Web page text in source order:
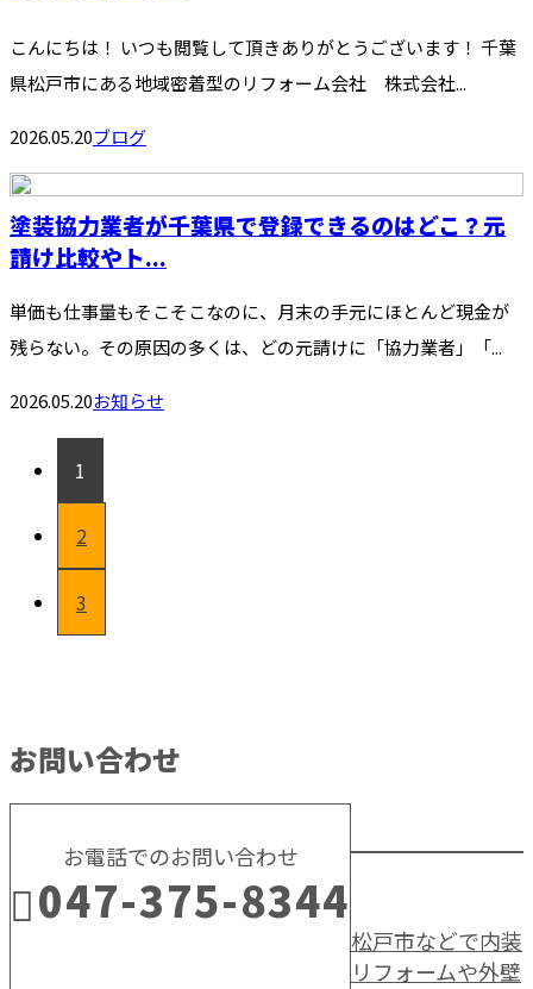
こんにちは！ いつも閲覧して頂きありがとうございます！ 千葉
県松戸市にある地域密着型のリフォーム会社 株式会社...
2026.05.20ブログ
塗装協力業者が千葉県で登録できるのはどこ？元
請け比較やト...
単価も仕事量もそこそこなのに、月末の手元にほとんど現金が
残らない。その原因の多くは、どの元請けに「協力業者」「...
2026.05.20お知らせ
1
2
3
お問い合わせ
お電話でのお問い合わせ
047-375-8344
松戸市などで内装
リフォームや外壁